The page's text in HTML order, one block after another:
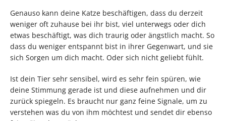
Genauso kann deine Katze beschäftigen, dass du derzeit
weniger oft zuhause bei ihr bist, viel unterwegs oder dich
etwas beschäftigt, was dich traurig oder ängstlich macht. So
dass du weniger entspannt bist in ihrer Gegenwart, und sie
sich Sorgen um dich macht. Oder sich nicht geliebt fühlt.
Ist dein Tier sehr sensibel, wird es sehr fein spüren, wie
deine Stimmung gerade ist und diese aufnehmen und dir
zurück spiegeln. Es braucht nur ganz feine Signale, um zu
verstehen was du von ihm möchtest und sendet dir ebenso